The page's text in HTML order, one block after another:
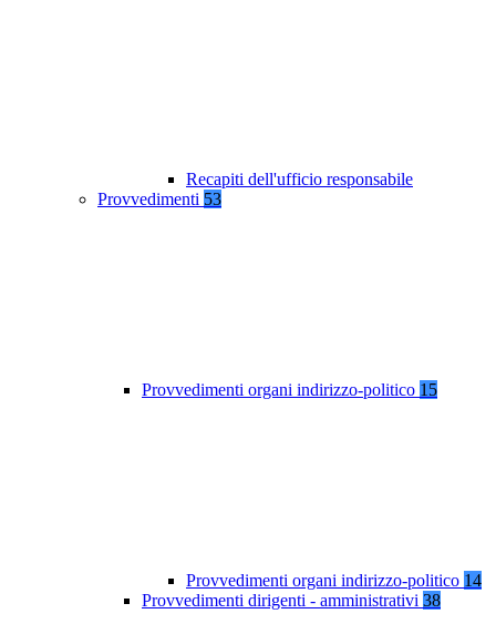
Recapiti dell'ufficio responsabile
Provvedimenti 53
Provvedimenti organi indirizzo-politico 15
Provvedimenti organi indirizzo-politico 14
Provvedimenti dirigenti - amministrativi 38